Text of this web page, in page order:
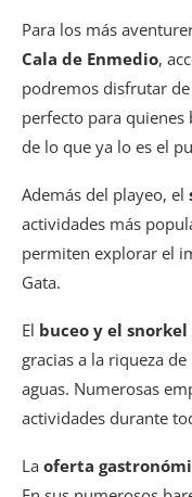
Para los más
Cala de Enmedio,
podremos disfrutar
perfecto para
de lo que ya lo es el
Además del playeo, el
actividades más
permiten explorar el
Gata.
El buceo y el snorkel
gracias a la riqueza
aguas. Numerosas
actividades durante
La oferta